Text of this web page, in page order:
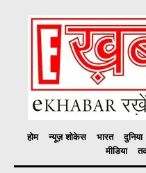
होम न्यूज़ शोकेस भारत दुनिया
मीडिया